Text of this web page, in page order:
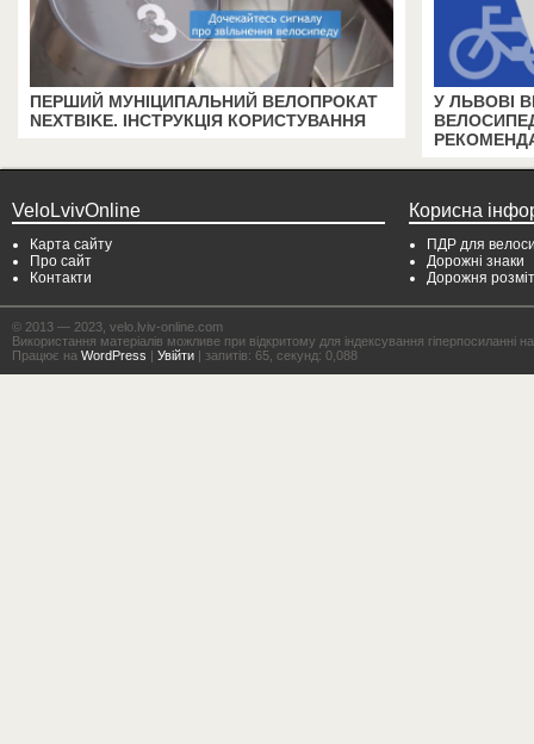
ПЕРШИЙ МУНІЦИПАЛЬНИЙ ВЕЛОПРОКАТ
NEXTBIKE. ІНСТРУКЦІЯ КОРИСТУВАННЯ
У ЛЬВОВІ
VeloLvivOnline
Карта сайту
Про сайт
Контакти
Корисна
ПДР для
Дорожні знаки
Дорожня
© 2013 — 2023, velo.lviv-online.com
Використання матеріалів можливе при відкритому для індексування гіперпосиланні
Працює на WordPress | Увійти | запитів: 65, секунд: 0,088